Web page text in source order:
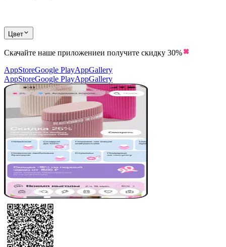
Цвет
Скачайте наше приложениеи получите скидку 30%
AppStoreGoogle PlayAppGallery
AppStoreGoogle PlayAppGallery